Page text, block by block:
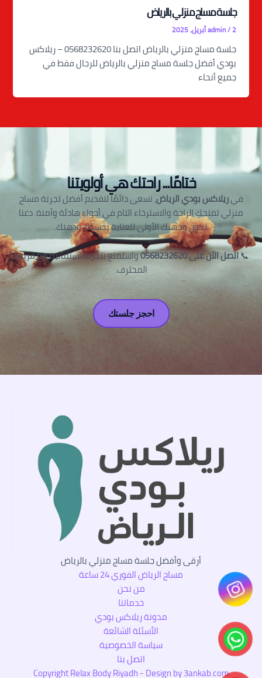
جلسة مساج منزلي بالرياض
admin/2 أبريل، 2025
جلسة مساج منزلي بالرياض اتصل بنا 0568232620 – ريلاكس
بودي أفضل جلسة مساج منزلي بالرياض للرجال فقط في
جميع أنحاء
ختامًا... راحتك هي أولويتنا
فيريلاكس بودي الرياض، نسعى دائمًا لتقديم أفضل تجربة مساج
منزلي تمنحك الراحة والاسترخاء التام في أجواء هادئة وآمنة. دعنا
نكون وجهتك الأولى للعناية بجسدك وذهنك.
📞اتصل الآن على 0568232620
واستمتع بتجربة استثنائية مع فريقنا
المحترف.
احجز جلستك
أرقى وأفضل جلسة مساج منزلي بالرياض
مساج الرياض الفوري 24 ساعة
من نحن
خدماتنا
مدونة ريلاكس بودي
الأسئلة الشائعة
سياسة الخصوصية
اتصل بنا
Copyright Relax Body Riyadh - Design by 3ankab.com